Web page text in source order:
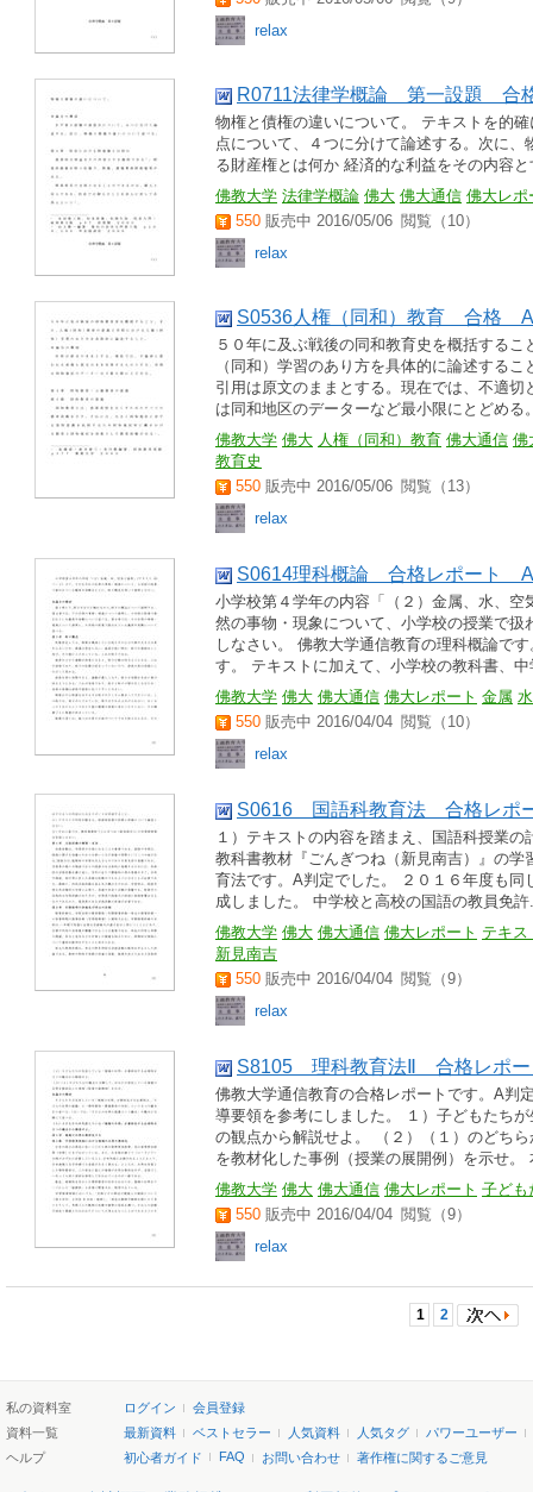
relax
R0711法律学概論 第一設題
物権と債権の違いについて。 テキストを的
点について、４つに分けて論述する。次に
る財産権とは何か 経済的な利益をその内容
佛教大学 法律学概論 佛大 佛大通信 佛大レポ
550 販売中 2016/05/06 閲覧（10）
relax
S0536人権（同和）教育 合格
５０年に及ぶ戦後の同和教育史を概括する
（同和）学習のあり方を具体的に論述す
引用は原文のままとする。現在では、不適
は同和地区のデーターなど最小限にとどめる
佛教大学 佛大 人権（同和）教育 佛大通信 佛
教育史
550 販売中 2016/05/06 閲覧（13）
relax
S0614理科概論 合格レポート
小学校第４学年の内容「（２）金属、水、
然の事物・現象について、小学校の授業で
しなさい。 佛教大学通信教育の理科概論で
す。 テキストに加えて、小学校の教科書、
佛教大学 佛大 佛大通信 佛大レポート 金属 水
550 販売中 2016/04/04 閲覧（10）
relax
S0616 国語科教育法 合格レポ
１）テキストの内容を踏まえ、国語科授業
教科書教材『ごんぎつね（新見南吉）』の
育法です。A判定でした。 ２０１６年度も
成しました。 中学校と高校の国語の教員免
佛教大学 佛大 佛大通信 佛大レポート テキス
新見南吉
550 販売中 2016/04/04 閲覧（9）
relax
S8105 理科教育法Ⅱ 合格レポ
佛教大学通信教育の合格レポートです。A判
導要領を参考にしました。 １）子どもたち
の観点から解説せよ。 （２）（１）のどち
を教材化した事例（授業の展開例）を示せ。
佛教大学 佛大 佛大通信 佛大レポート 子ども
550 販売中 2016/04/04 閲覧（9）
relax
1 2
私の資料室 ログイン
会員登録
資料一覧
最新資料 ベストセラー 人気資料 人気タグ
パワーユーザー
ヘルプ
初心者ガイド FAQ お問い合わせ 著作権に関するご意見